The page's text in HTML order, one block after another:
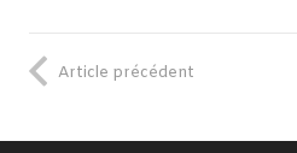
Article précédent